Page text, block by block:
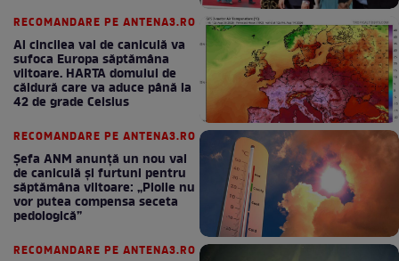
RECOMANDARE PE ANTENA3.RO
Al cincilea val de caniculă va
sufoca Europa săptămâna
viitoare. HARTA domului de
căldură care va aduce până la
42 de grade Celsius
RECOMANDARE PE ANTENA3.RO
Șefa ANM anunță un nou val
de caniculă și furtuni pentru
săptămâna viitoare: „Ploile nu
vor putea compensa seceta
pedologică”
RECOMANDARE PE ANTENA3.RO